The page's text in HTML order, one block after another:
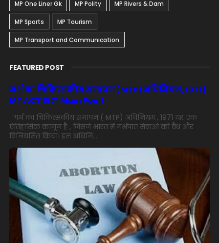
MP One Liner Gk MP Polity MP Rivers & Dam
MP Sports MP Tourism
MP Transport and Communication
FEATURED POST
गर्भ का चिकित्सकीय समापन (MTP) अधिनियम, 1971 |
MT ACT 1971 Main Point
गर्भ का चिकित्सकीय समापन ( MTP) अधिनियम , 1971 यह एक
ऐतिहासिक कानून है , जिसने भारत में गर्भपात सेवाओं को वैध और
विनियमित किया। इस अधिनि...